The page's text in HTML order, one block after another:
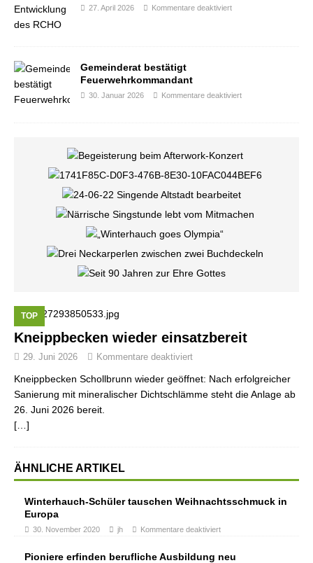
27. April 2026 Kommentare deaktiviert
Gemeinderat bestätigt
Feuerwehrkommandant
30. Januar 2026 Kommentare deaktiviert
TOP
Kneippbecken wieder einsatzbereit
29. Juni 2026 Kommentare deaktiviert
Kneippbecken Schollbrunn wieder geöffnet: Nach erfolgreicher
Sanierung mit mineralischer Dichtschlämme steht die Anlage ab
26. Juni 2026 bereit.
[…]
ÄHNLICHE ARTIKEL
Winterhauch-Schüler tauschen Weihnachtsschmuck in
Europa
30. November 2020 jh Kommentare deaktiviert
Pioniere erfinden berufliche Ausbildung neu